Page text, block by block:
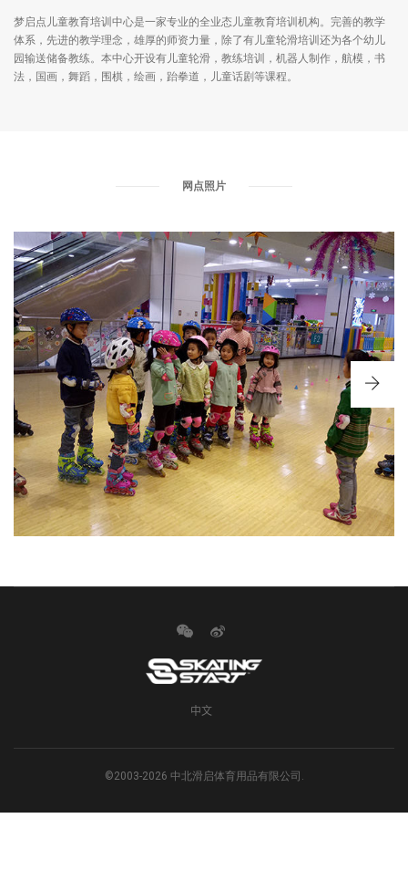
梦启点儿童教育培训中心是一家专业的全业态儿童教育培训机构。完善的教学
体系，先进的教学理念，雄厚的师资力量，除了有儿童轮滑培训还为各个幼儿
园输送储备教练。本中心开设有儿童轮滑，教练培训，机器人制作，航模，书
法，国画，舞蹈，围棋，绘画，跆拳道，儿童话剧等课程。
网点照片
中文
©2003-2026 中北滑启体育用品有限公司.